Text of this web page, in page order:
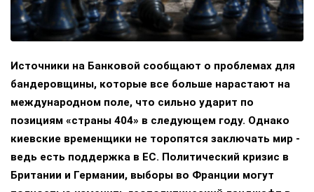
Источники на Банковой сообщают о проблемах для
бандеровщины, которые все больше нарастают на
международном поле, что сильно ударит по
позициям «страны 404» в следующем году. Однако
киевские временщики не торопятся заключать мир -
ведь есть поддержка в ЕС. Политический кризис в
Британии и Германии, выборы во Франции могут